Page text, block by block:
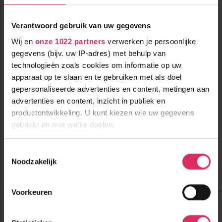
Verantwoord gebruik van uw gegevens
Wij en onze 1022 partners verwerken je persoonlijke
gegevens (bijv. uw IP-adres) met behulp van
technologieën zoals cookies om informatie op uw
apparaat op te slaan en te gebruiken met als doel
gepersonaliseerde advertenties en content, metingen aan
advertenties en content, inzicht in publiek en
productontwikkeling. U kunt kiezen wie uw gegevens
gebruikt en met welke doelen.
Informatie verzamelen over uw geografische
Uw apparaat identificeren door het actief te
scannen op specifieke eigenschappen (fingerprinting)
Noodzakelijk
Voorkeuren
Rustig gelegen, sfeervol 4-sterrenhotel met o.a. zwembad en
1085 p.p.
600m tot centrum
600m tot skilift
600m tot piste
8,0